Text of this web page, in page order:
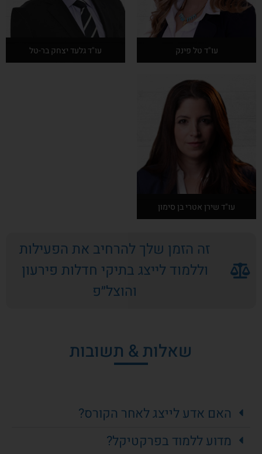
עו"ד טל פינק
אודות המרצה
עו"ד גלעד יצחק בר-טל
עו"ד שירן אטרי בן סימון
אודות המרצה
זה הזמן שלך להרחיב את הפעילות
וללמוד לייצג בתיקי חדלות פירעון
והוצל״פ
שאלות & תשובות
האם אדע לייצג לאחר הקורס?
מדוע ללמוד בפרקטיקל?